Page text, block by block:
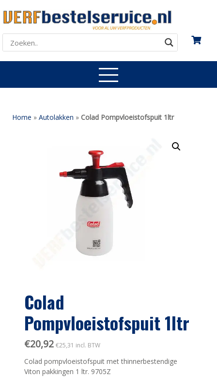
Home » Autolakken » Colad Pompvloeistofspuit 1ltr
Colad
Pompvloeistofspuit 1ltr
€20,92 €25,31 incl. BTW
Colad pompvloeistofspuit met thinnerbestendige
Viton pakkingen 1 ltr. 9705Z